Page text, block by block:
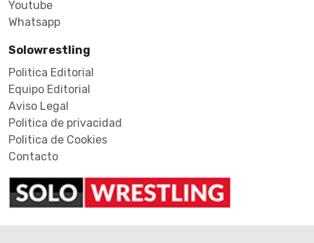
Youtube
Whatsapp
Solowrestling
Politica Editorial
Equipo Editorial
Aviso Legal
Politica de privacidad
Politica de Cookies
Contacto